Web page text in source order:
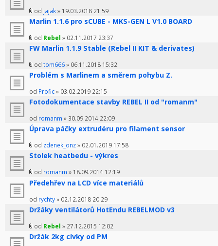
od jajak» 19.03.2018 21:59
Marlin 1.1.6 pro sCUBE - MKS-GEN L V1.0 BOARD
od Rebel » 02.11.2017 23:37
FW Marlin 1.1.9 Stable (Rebel II KIT & derivates)
od tom666» 06.11.2018 15:32
Problém s Marlinem a směrem pohybu Z.
od Profic» 03.02.2019 22:15
Fotodokumentace stavby REBEL II od "romanm"
od romanm » 30.09.2014 22:09
Úprava páčky extrudéru pro filament sensor
od zdenek_onz» 02.01.2019 17:58
Stolek heatbedu - výkres
od romanm » 18.09.2014 12:19
Předehřev na LCD více materiálů
od rychty» 02.12.2018 20:29
Držáky ventilátorů HotEndu REBELMOD v3
od Rebel » 27.12.2015 12:02
Držák 2kg cívky od PM